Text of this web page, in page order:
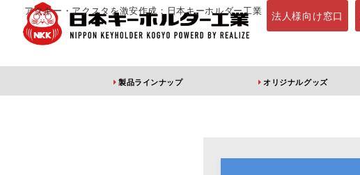
アクキー・アクスタを激安作成：日本キーホルダー工業 法人様向け窓口
製品ラインナップ オリジナルグッズ